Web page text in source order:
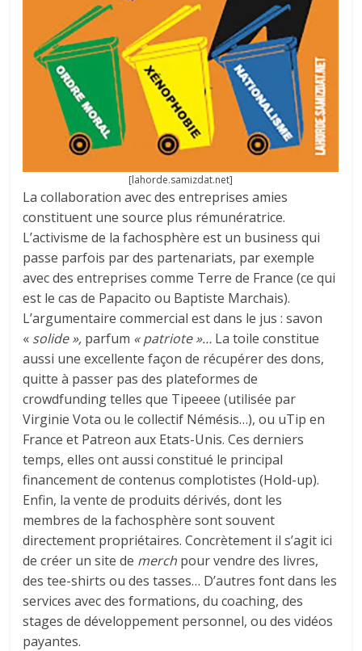
[lahorde.samizdat.net]
La collaboration avec des entreprises amies
constituent une source plus rémunératrice.
L’activisme de la fachosphère est un business qui
passe parfois par des partenariats, par exemple
avec des entreprises comme Terre de France (ce qui
est le cas de Papacito ou Baptiste Marchais).
L’argumentaire commercial est dans le jus : savon
« solide », parfum « patriote »… La toile constitue
aussi une excellente façon de récupérer des dons,
quitte à passer pas des plateformes de
crowdfunding telles que Tipeeee (utilisée par
Virginie Vota ou le collectif Némésis…), ou uTip en
France et Patreon aux Etats-Unis. Ces derniers
temps, elles ont aussi constitué le principal
financement de contenus complotistes (Hold-up).
Enfin, la vente de produits dérivés, dont les
membres de la fachosphère sont souvent
directement propriétaires. Concrètement il s’agit ici
de créer un site de merch pour vendre des livres,
des tee-shirts ou des tasses… D’autres font dans les
services avec des formations, du coaching, des
stages de développement personnel, ou des vidéos
payantes.